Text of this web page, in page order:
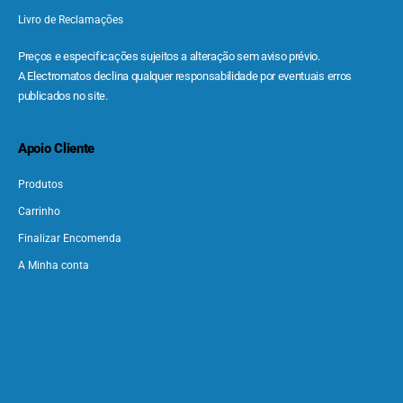
Livro de Reclamações
Preços e especificações sujeitos a alteração sem aviso prévio.
A Electromatos declina qualquer responsabilidade por eventuais erros
publicados no site.
Apoio Cliente
Produtos
Carrinho
Finalizar Encomenda
A Minha conta